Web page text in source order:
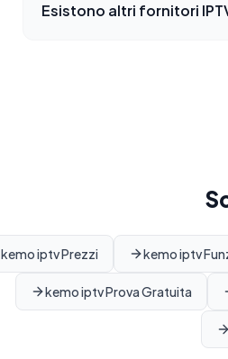
Esistono altri fornitori
kemo iptv Prezzi kemo iptv
kemo iptv Prova Gratuita